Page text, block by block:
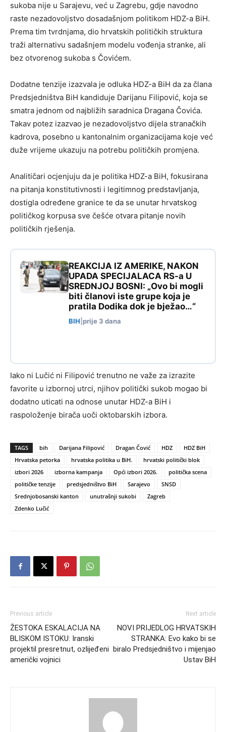
sukoba nije u Sarajevu, već u Zagrebu, gdje navodno
raste nezadovoljstvo dosadašnjom politikom HDZ-a BiH.
Prema tim tvrdnjama, dio hrvatskih političkih struktura
traži alternativu sadašnjem modelu vođenja stranke, ali
bez otvorenog sukoba s Čovićem.
Dodatne tenzije izazvala je odluka HDZ-a BiH da za člana
Predsjedništva BiH kandiduje Darijanu Filipović, koja se
smatra jednom od najbližih saradnica Dragana Čovića.
Takav potez izazvao je nezadovoljstvo dijela stranačkih
kadrova, posebno u kantonalnim organizacijama koje već
duže vrijeme ukazuju na potrebu političkih promjena.
Analitičari ocjenjuju da je politika HDZ-a BiH, fokusirana
na pitanja konstitutivnosti i legitimnog predstavljanja,
dostigla određene granice te da se unutar hrvatskog
političkog korpusa sve češće otvara pitanje novih
političkih rješenja.
REAKCIJA IZ AMERIKE, NAKON
UPADA SPECIJALACA RS-a U
SREDNJOJ BOSNI: „Ovo bi mogli
biti članovi iste grupe koja je
pratila Dodika dok je bježao…“
BIH prije 3 dana
Iako ni Lučić ni Filipović trenutno ne važe za izrazite
favorite u izbornoj utrci, njihov politički sukob mogao bi
dodatno uticati na odnose unutar HDZ-a BiH i
raspoloženje birača uoči oktobarskih izbora.
TAGS bih Darijana Filipović Dragan Čović HDZ
HDZ BiH
Hrvatska petorka
hrvatska politika u BiH.
hrvatski politički blok
izbori 2026
izborna kampanja Opći izbori 2026.
politička scena
političke tenzije
predsjedništvo BiH Sarajevo
SNSD
Srednjobosanski kanton
unutrašnji sukobi
Zagreb
Zdenko Lučić
Previous article
ŽESTOKA ESKALACIJA NA
BLISKOM ISTOKU: Iranski
projektil presretnut, ozlijeđeni
američki vojnici
Next article
NOVI PRIJEDLOG HRVATSKIH
STRANKA: Evo kako bi se
biralo Predsjedništvo i mijenjao
Ustav BiH